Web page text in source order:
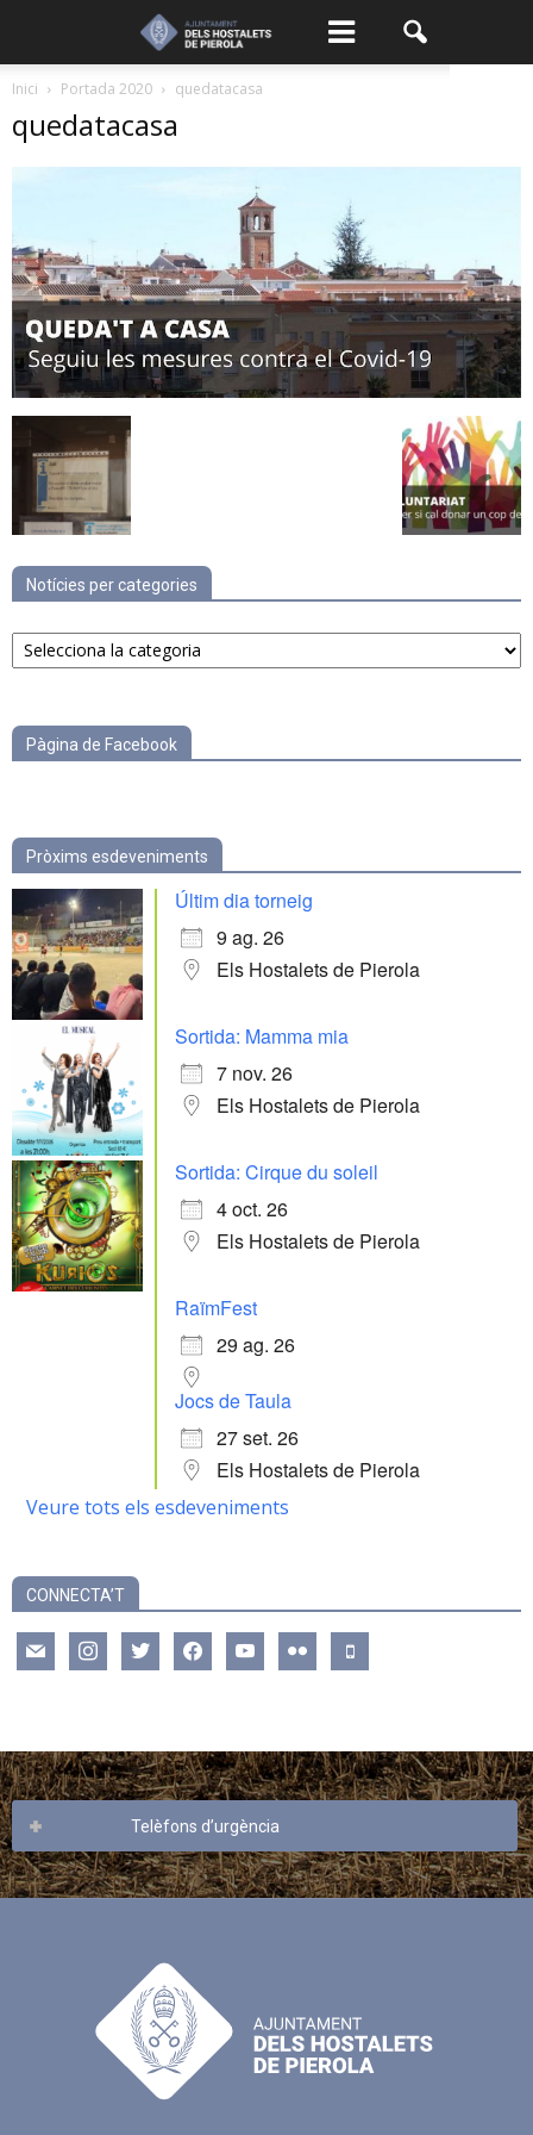
Inici Portada 2020 quedatacasa
quedatacasa
Notícies per categories
Notícies
per
Pàgina de Facebook
Pròxims esdeveniments
Últim dia torneig
9 ag. 26
Els Hostalets de Pierola
Sortida: Mamma mia
7 nov. 26
Els Hostalets de Pierola
Sortida: Cirque du soleil
4 oct. 26
Els Hostalets de Pierola
RaïmFest
29 ag. 26
Jocs de Taula
27 set. 26
Els Hostalets de Pierola
Veure tots els esdeveniments
CONNECTA’T
mail instagramtwitter facebookyoutube flickr mobile
Telèfons d’urgència